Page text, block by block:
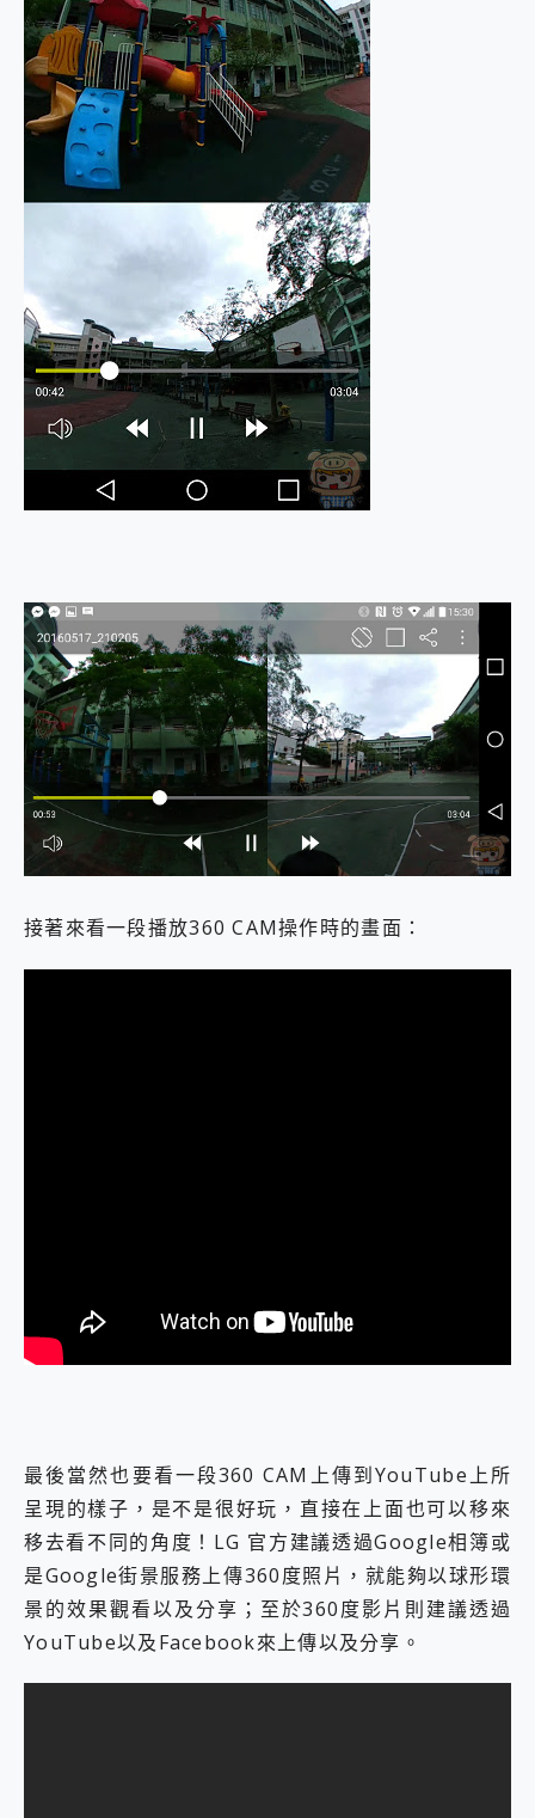
接著來看一段播放360 CAM操作時的畫面：
最後當然也要看一段360 CAM上傳到YouTube上所
呈現的樣子，是不是很好玩，直接在上面也可以移來
移去看不同的角度！LG 官方建議透過Google相簿或
是Google街景服務上傳360度照片，就能夠以球形環
景的效果觀看以及分享；至於360度影片則建議透過
YouTube以及Facebook來上傳以及分享。